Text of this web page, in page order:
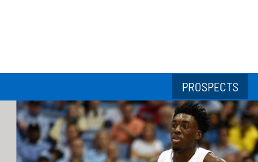
PROSPECTS